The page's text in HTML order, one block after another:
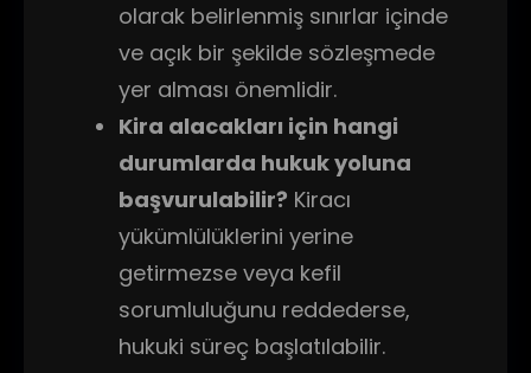
olarak belirlenmiş sınırlar içinde
ve açık bir şekilde sözleşmede
yer alması önemlidir.
Kira alacakları için hangi
durumlarda hukuk yoluna
başvurulabilir? Kiracı
yükümlülüklerini yerine
getirmezse veya kefil
sorumluluğunu reddederse,
hukuki süreç başlatılabilir.